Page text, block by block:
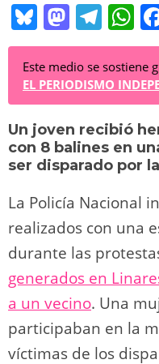
Bl
u
e
sk
y
M
a
st
o
d
o
n
T
el
e
gr
a
m
W
h
at
s
A
p
p
Este medio se sostiene
EL PERIODISMO
Un joven recibió
con 8 balines en
ser disparado por
La Policía Nacional
realizados con una
durante las
generados en
a un vecino. Una
participaban en la
víctimas de los